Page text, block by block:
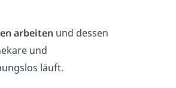
arbeiten und dessen
und
läuft.